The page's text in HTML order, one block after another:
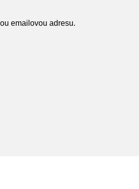
emailovou adresu.